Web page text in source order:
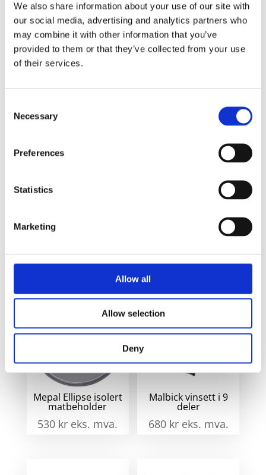
We also share information about your use of our site with
our social media, advertising and analytics partners who
may combine it with other information that you’ve
provided to them or that they’ve collected from your use
of their services.
Selection
Necessary
Preferences
Statistics
Marketing
Allow all
Allow selection
Deny
Kjøp produkt uten print
Ekstra informasjon
Send forespørsel om produkt med print
Dekorasjonsalternativer
På lager
På lager
Cucinar-
Naturhvit/Sølv
På
Mepal Ellipse isolert
matbeholder
530 kr eks. mva.
Malbick vinsett i 9
deler
680 kr eks. mva.